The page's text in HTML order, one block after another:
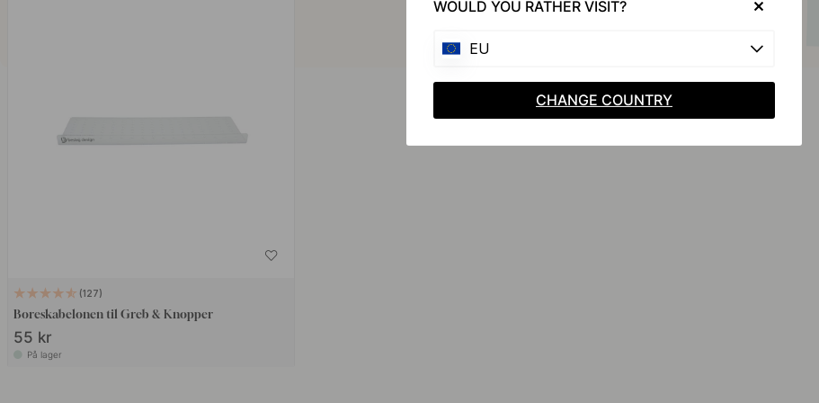
127
Boreskabelonen til Greb & Knopper
55 kr
På lager
WOULD YOU RATHER VISIT?
EU
CHANGE COUNTRY